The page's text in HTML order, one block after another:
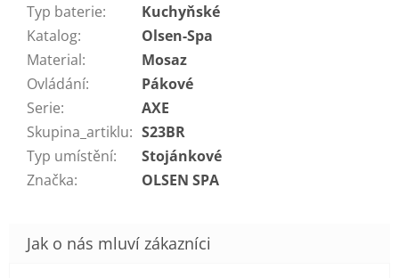
Typ baterie:
Kuchyňské
Katalog:
Olsen-Spa
Material:
Mosaz
Ovládání:
Pákové
Serie:
AXE
Skupina_artiklu: S23BR
Typ umístění:
Stojánkové
Značka: OLSEN SPA